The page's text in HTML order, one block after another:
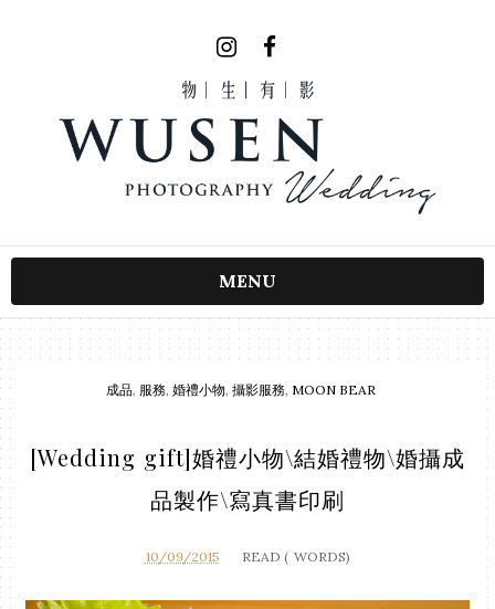
MENU
成品 服務 婚禮小物 攝影服務 MOON BEAR
[Wedding gift]婚禮小物\結婚禮物\婚攝成
品製作\寫真書印刷
10/09/2015 READ ( WORDS)